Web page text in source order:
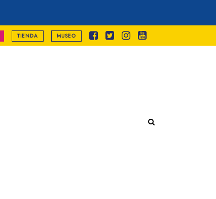
TIENDA MUSEO